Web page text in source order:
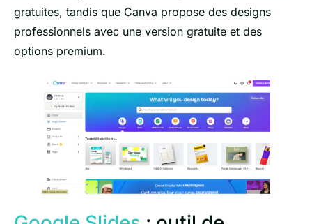
gratuites, tandis que Canva propose des designs
professionnels avec une version gratuite et des
options premium.